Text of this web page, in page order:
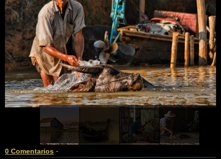
Galería
Libro de visitas
Enlaces
Contacto
0 Comentarios -